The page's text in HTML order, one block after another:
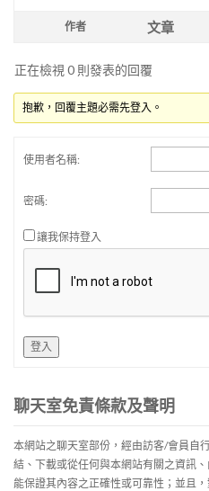
作者 文章
正在檢視 0 則發表的回覆
抱歉，回覆主題必需先登入。
使用者名稱:
密碼:
讓我保持登入
登入
聊天室免責條款及聲明
本網站之聊天室部份，經由訪客/會員自
結、下載或從任何與本網站有關之資訊
能保證其內容之正確性或可靠性；並且